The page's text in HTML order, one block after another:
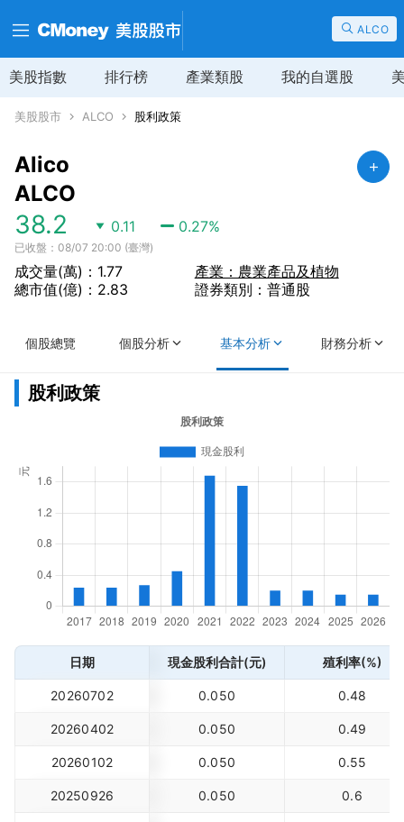
ALCO
美股指數 排行榜 產業類股 我的自選股
美股股市 ALCO 股利政策
Alico
ALCO
38.2 0.11 0.27%
已收盤：08/07 20:00 (臺灣)
成交量(萬)：1.77
總市值(億)：2.83
產業：農業產品及植物
證券類別：普通股
個股總覽 個股分析 基本分析 財務分析
股利政策
日期 現金股利合計(元) 殖利率(%)
20260702 0.050 0.48
20260402 0.050 0.49
20260102 0.050 0.55
20250926 0.050 0.6